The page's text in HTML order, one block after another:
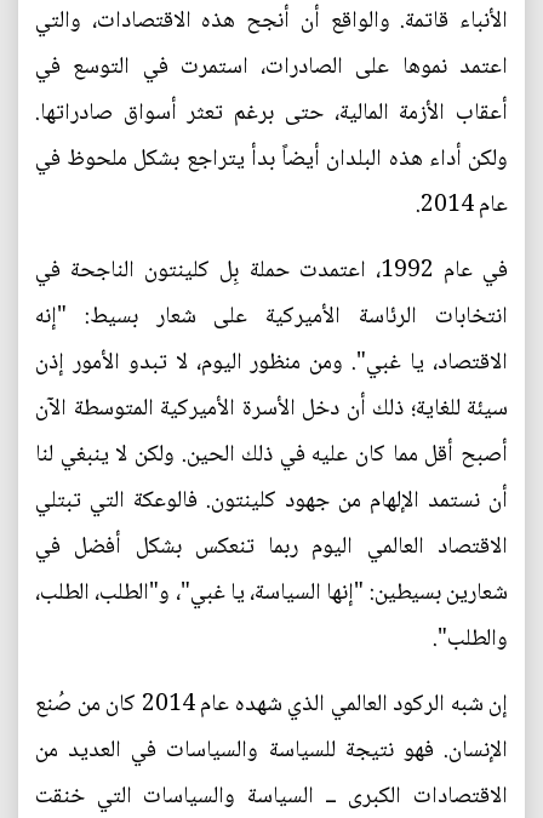
الأنباء قاتمة. والواقع أن أنجح هذه الاقتصادات، والتي
اعتمد نموها على الصادرات، استمرت في التوسع في
أعقاب الأزمة المالية، حتى برغم تعثر أسواق صادراتها.
ولكن أداء هذه البلدان أيضاً بدأ يتراجع بشكل ملحوظ في
عام 2014.
في عام 1992، اعتمدت حملة بِل كلينتون الناجحة في
انتخابات الرئاسة الأميركية على شعار بسيط: "إنه
الاقتصاد، يا غبي". ومن منظور اليوم، لا تبدو الأمور إذن
سيئة للغاية؛ ذلك أن دخل الأسرة الأميركية المتوسطة الآن
أصبح أقل مما كان عليه في ذلك الحين. ولكن لا ينبغي لنا
أن نستمد الإلهام من جهود كلينتون. فالوعكة التي تبتلي
الاقتصاد العالمي اليوم ربما تنعكس بشكل أفضل في
شعارين بسيطين: "إنها السياسة، يا غبي"، و"الطلب، الطلب،
والطلب".
إن شبه الركود العالمي الذي شهده عام 2014 كان من صُنع
الإنسان. فهو نتيجة للسياسة والسياسات في العديد من
الاقتصادات الكبرى ــ السياسة والسياسات التي خنقت